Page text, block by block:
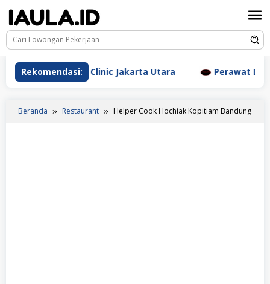
konten
Rekomendasi:
Aesthetic Clinic Jakarta Utara Perawat Dr.
Beranda Restaurant Helper Cook Hochiak Kopitiam Bandung